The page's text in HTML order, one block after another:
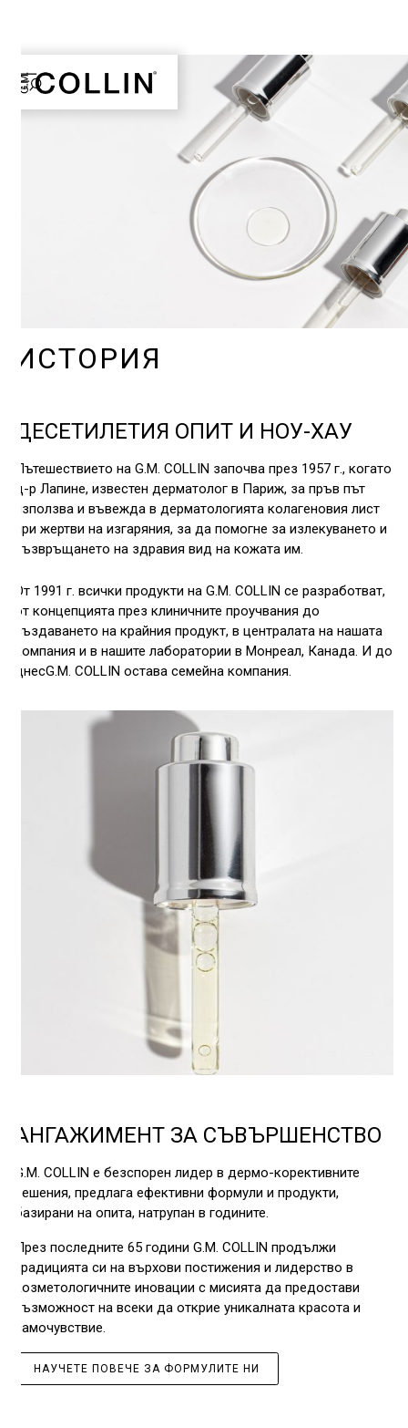
ИСТОРИЯ
ДЕСЕТИЛЕТИЯ ОПИТ И НОУ-ХАУ
Пътешествието на G.M. COLLIN започва през 1957 г., когато
д-р Лапине, известен дерматолог в Париж, за пръв път
използва и въвежда в дерматологията колагеновия лист
при жертви на изгаряния, за да помогне за излекуването и
възвръщането на здравия вид на кожата им.
От 1991 г. всички продукти на G.M. COLLIN се разработват,
от концепцията през клиничните проучвания до
създаването на крайния продукт, в централата на нашата
компания и в нашите лаборатории в Монреал, Канада. И до
днесG.M. COLLIN остава семейна компания.
АНГАЖИМЕНТ ЗА СЪВЪРШЕНСТВО
G.M. COLLIN е безспорен лидер в дермо-корективните
решения, предлага ефективни формули и продукти,
базирани на опита, натрупан в годините.
През последните 65 години G.M. COLLIN продължи
традицията си на върхови постижения и лидерство в
козметологичните иновации с мисията да предостави
възможност на всеки да открие уникалната красота и
самочувствие.
НАУЧЕТЕ ПОВЕЧЕ ЗА ФОРМУЛИТЕ НИ